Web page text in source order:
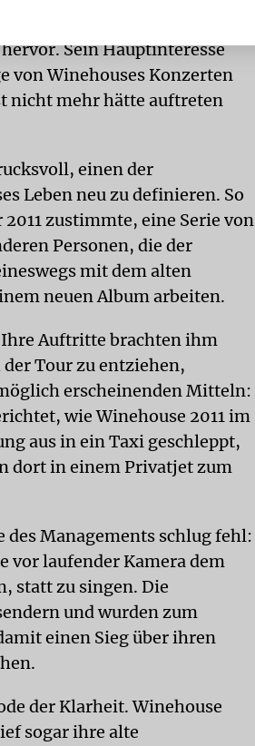
Sein Hauptinteresse
von Winehouses Konzerten
nicht mehr hätte auftreten
einen der
Leben neu zu definieren. So
zustimmte, eine Serie von
Personen, die der
mit dem alten
neuen Album arbeiten.
Ihre Auftritte brachten ihm
Tour zu entziehen,
erscheinenden Mitteln:
wie Winehouse 2011 im
aus in ein Taxi geschleppt,
dort in einem Privatjet zum
Managements schlug fehl:
vor laufender Kamera dem
statt zu singen. Die
und wurden zum
einen Sieg über ihren
der Klarheit. Winehouse
sogar ihre alte